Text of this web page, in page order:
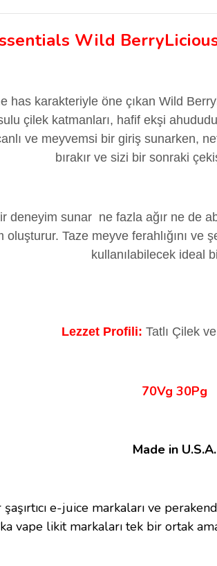
Wild
has karakteriyle öne çıkan Wild
çilek katmanları, hafif ekşi
ve meyvemsi bir giriş
bırakır ve sizi bir sonraki
deneyim sunar ne fazla ağır ne de
oluşturur. Taze meyve ferahlığını
kullanılabilecek ideal
Lezzet Profili: Tatlı Çilek
70Vg 30Pg
Made in U.S.A.
e-juice markaları ve
vape likit markaları tek bir ortak